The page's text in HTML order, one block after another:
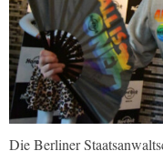
Die Berliner